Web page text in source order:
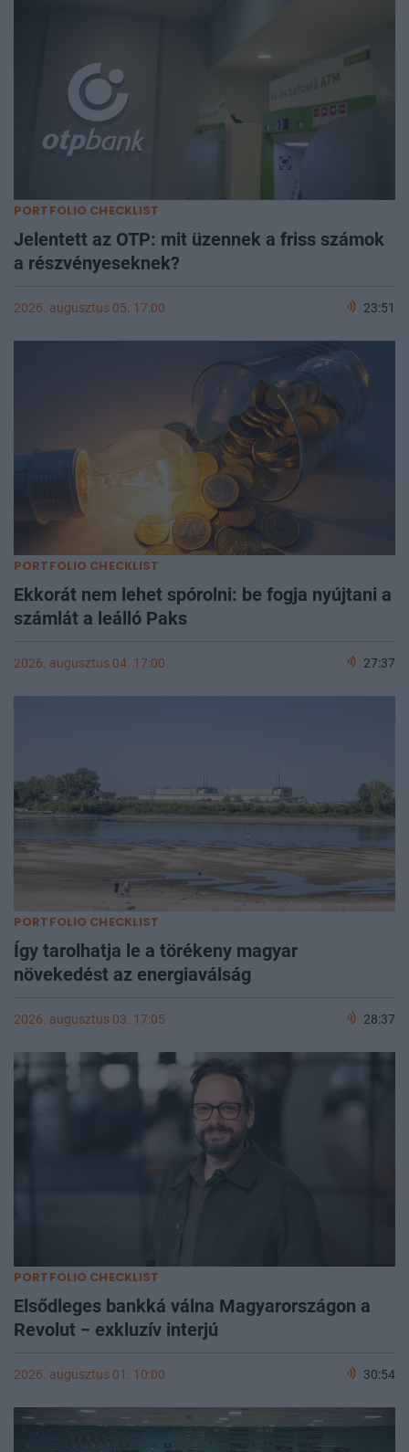
PORTFOLIO CHECKLIST
Jelentett az OTP: mit üzennek a friss számok
a részvényeseknek?
2026. augusztus 05. 17:00 23:51
PORTFOLIO CHECKLIST
Ekkorát nem lehet spórolni: be fogja nyújtani a
számlát a leálló Paks
2026. augusztus 04. 17:00 27:37
PORTFOLIO CHECKLIST
Így tarolhatja le a törékeny magyar
növekedést az energiaválság
2026. augusztus 03. 17:05 28:37
PORTFOLIO CHECKLIST
Elsődleges bankká válna Magyarországon a
Revolut − exkluzív interjú
2026. augusztus 01. 10:00 30:54